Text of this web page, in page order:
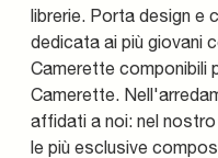
librerie. Porta design e
dedicata ai più giovani
Camerette componibili
Camerette.
affidati a noi: nel
le più esclusive